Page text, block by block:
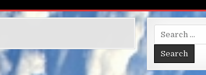
Search
for: